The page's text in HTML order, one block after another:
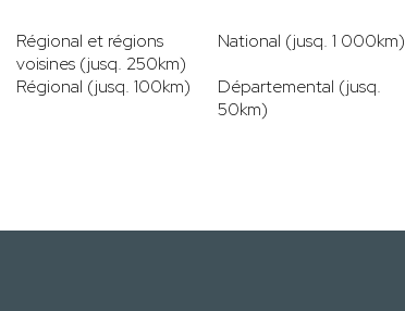
Régional et régions
voisines (jusq. 250km)
National (jusq. 1 000km)
Régional (jusq. 100km)
Départemental (jusq.
50km)